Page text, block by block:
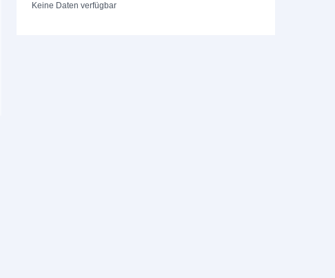
Keine Daten verfügbar